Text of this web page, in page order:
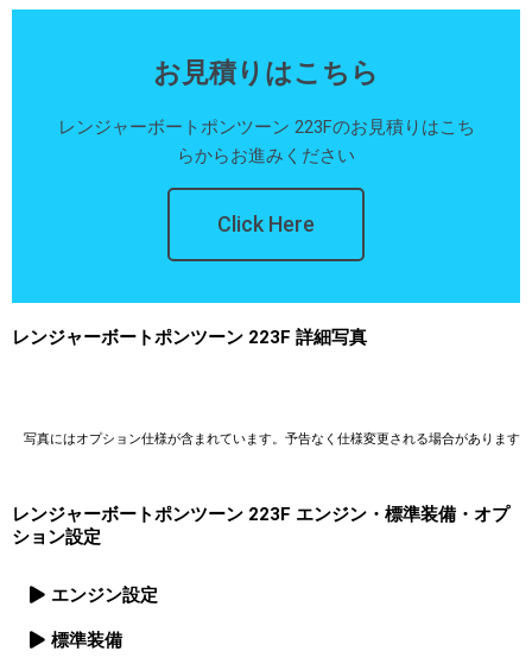
お見積りはこちら
レンジャーボートポンツーン 223Fのお見積りはこち
らからお進みください
Click Here
レンジャーボートポンツーン 223F 詳細写真
写真にはオプション仕様が含まれています。予告なく仕様変更される場合があります
レンジャーボートポンツーン 223F エンジン・標準装備・オプ
ション設定
エンジン設定
標準装備